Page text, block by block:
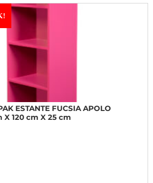
ESTANTE FUCSIA APOLO
X 120 cm X 25 cm